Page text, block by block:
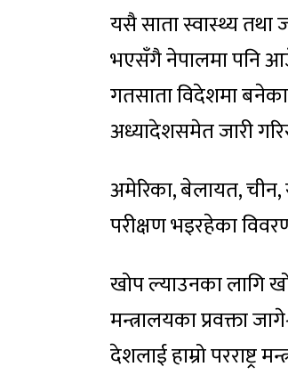
यसै साता स्वास्थ्य
भएसँगै नेपालमा पनि
गतसाता विदेशमा
अध्यादेशसमेत जारी
अमेरिका, बेलायत,
परीक्षण भइरहेका
खोप ल्याउनका लागि
मन्त्रालयका प्रवक्ता
देशलाई हाम्रो